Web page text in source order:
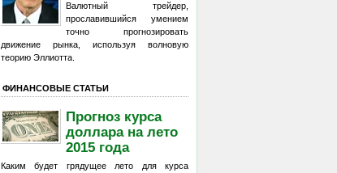
Валютный трейдер,
прославившийся умением
точно прогнозировать
движение рынка, используя волновую
теорию Эллиотта.
ФИНАНСОВЫЕ СТАТЬИ
Прогноз курса
доллара на лето
2015 года
Каким будет грядущее лето для курса